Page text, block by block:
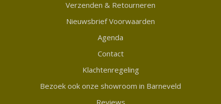
Verzenden & Retourneren
Nieuwsbrief Voorwaarden
Agenda
Contact
Klachtenregeling
Bezoek ook onze showroom in Barneveld
Reviews